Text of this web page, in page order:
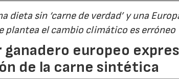
dieta sin ‘carne de verdad’ y una
plantea el cambio climático es erróneo
ganadero europeo
de la carne sintética